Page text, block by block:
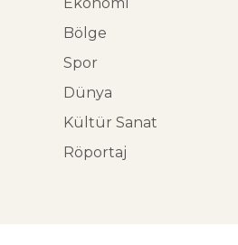
Bölge
Spor
Dünya
Kültür Sanat
Röportaj